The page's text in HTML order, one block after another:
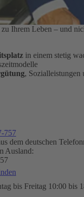
zu Ihrem Leben – und
in einem stetig
, Sozialleistungen
757
dem deutschen
Ausland:
bis Freitag 10:00 bis